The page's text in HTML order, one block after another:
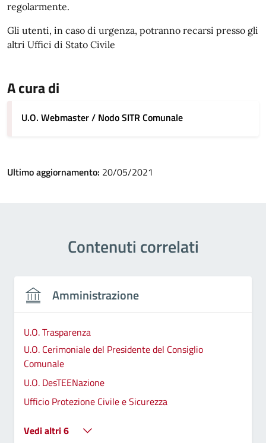
regolarmente.
Gli utenti, in caso di urgenza, potranno recarsi presso gli
altri Uffici di Stato Civile
A cura di
U.O. Webmaster / Nodo SITR Comunale
Ultimo aggiornamento: 20/05/2021
Contenuti correlati
Amministrazione
U.O. Trasparenza
U.O. Cerimoniale del Presidente del Consiglio
Comunale
U.O. DesTEENazione
Ufficio Protezione Civile e Sicurezza
Vedi altri 6